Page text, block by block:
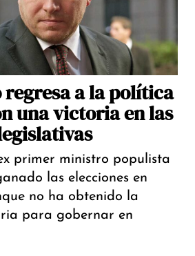
regresa a la política
una victoria en las
primer ministro populista
las elecciones en
no ha obtenido la
para gobernar en